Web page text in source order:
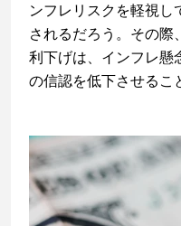
ンフレリスクを軽視し
されるだろう。その際
利下げは、インフレ懸
の信認を低下させるこ